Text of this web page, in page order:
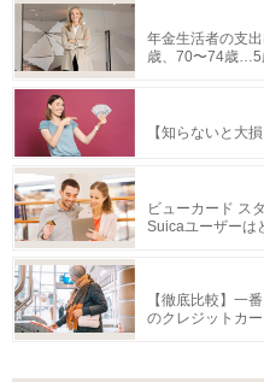
年金生活者の支
歳、70〜74歳…5
【知らないと大
ビューカード ス
Suicaユーザーは
【徹底比較】一
のクレジットカ